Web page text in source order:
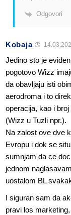
Odgovori
Kobaja
Jedino sto je
pogotovo Wizz
da obavljaju isti
aerodroma i to
operacija, kao i
(Wizz u Tuzli npr.).
Na zalost ove dve
Evropu i dok se
sumnjam da ce
jednom
uostalom BL
I siguran sam da
pravi los